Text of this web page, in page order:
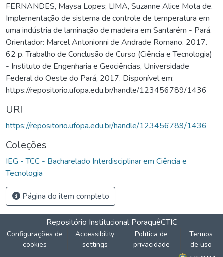
FERNANDES, Maysa Lopes; LIMA, Suzanne Alice Mota de.
Implementação de sistema de controle de temperatura em
uma indústria de laminação de madeira em Santarém - Pará.
Orientador: Marcel Antonionni de Andrade Romano. 2017.
62 p. Trabalho de Conclusão de Curso (Ciência e Tecnologia)
- Instituto de Engenharia e Geociências, Universidade
Federal do Oeste do Pará, 2017. Disponível em:
https://repositorio.ufopa.edu.br/handle/123456789/1436
URI
https://repositorio.ufopa.edu.br/handle/123456789/1436
Coleções
IEG - TCC - Bacharelado Interdisciplinar em Ciência e
Tecnologia
Página do item completo
Repositório Institucional PoraquêCTIC
Configurações de
cookies
Accessibility
settings
Política de
privacidade
Termos
de uso